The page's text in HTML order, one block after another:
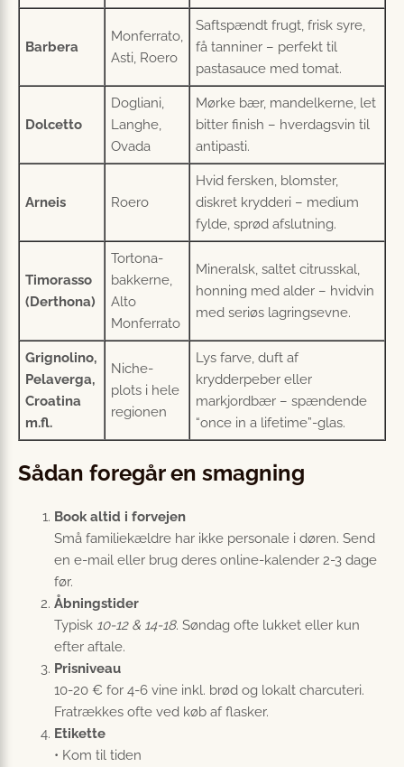
Barbera
Monferrato,
Asti, Roero
Saftspændt frugt, frisk syre,
få tanniner – perfekt til
pastasauce med tomat.
Dolcetto
Dogliani,
Langhe,
Ovada
Mørke bær, mandelkerne, let
bitter finish – hverdagsvin til
antipasti.
Arneis Roero
Hvid fersken, blomster,
diskret krydderi – medium
fylde, sprød afslutning.
Timorasso
(Derthona)
Tortona-
bakkerne,
Alto
Monferrato
Mineralsk, saltet citrusskal,
honning med alder – hvidvin
med seriøs lagrings­evne.
Grignolino,
Pelaverga,
Croatina
m.fl.
Niche-
plots i hele
regionen
Lys farve, duft af
krydderpeber eller
markjordbær – spændende
“once in a lifetime”-glas.
Sådan foregår en smagning
Book altid i forvejen
Små familiekældre har ikke personale i døren. Send
en e-mail eller brug deres online-kalender 2-3 dage
før.
Åbningstider
Typisk 10-12 & 14-18. Søndag ofte lukket eller kun
efter aftale.
Prisniveau
10-20 € for 4-6 vine inkl. brød og lokalt charcuteri.
Fratrækkes ofte ved køb af flasker.
Etikette
• Kom til tiden